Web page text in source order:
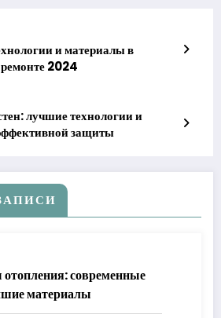
и материалы в
ремонте 2024
лучшие технологии и
защиты
современные
материалы